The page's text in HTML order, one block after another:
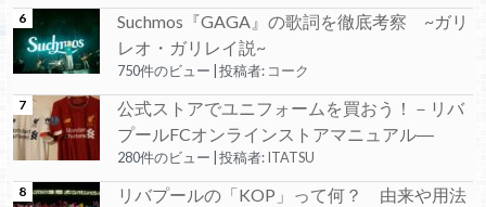
Suchmos『GAGA』の歌詞を徹底考察 ~ガリ
レオ・ガリレイ説~
750件のビュー |投稿者: コーク
公式ストアでユニフォームを買おう！－リバ
プールFCオンラインストアマニュアル―
280件のビュー |投稿者:ITATSU
リバプールの「KOP」って何？ 由来や用法